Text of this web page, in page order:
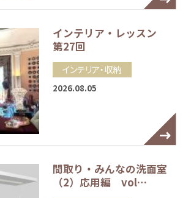
インテリア・レッスン
第27回
インテリア・収納
2026.08.05
間取り・みんなの洗面室
（2）応用編 vol…